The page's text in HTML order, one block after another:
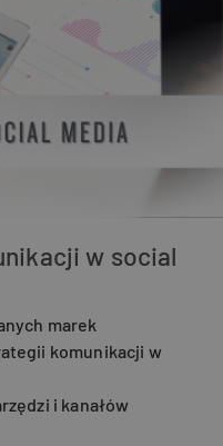
w social
marek
komunikacji w
i kanałów